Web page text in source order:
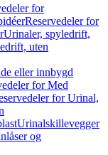
for
Reservedeler for
Urinaler, spyledrift,
uten
eller innbygd
for Med
for Urinal,
Urinalskillevegger
og